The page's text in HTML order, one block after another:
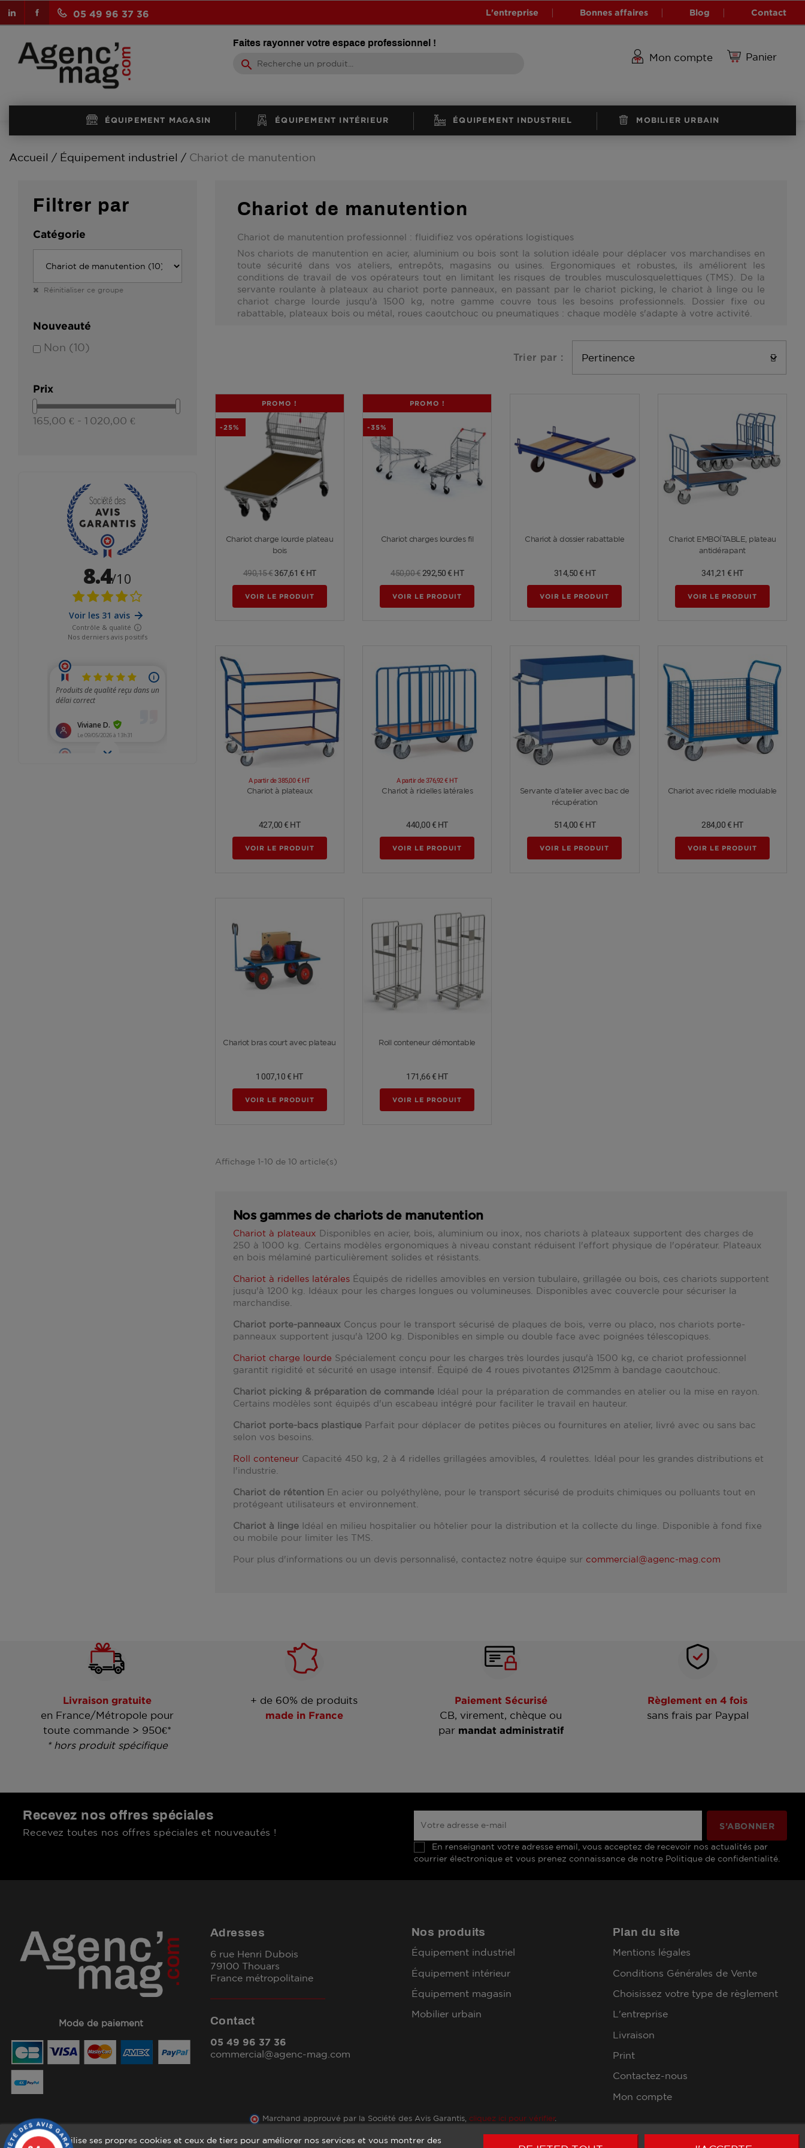
05 49 96 37 36
Facebook
LinkedIn
L'entreprise Bonnes affaires Blog Contact
Faites rayonner votre espace professionnel !
search
Panier
Mon compte
ÉQUIPEMENT MAGASIN ÉQUIPEMENT INTÉRIEUR ÉQUIPEMENT INDUSTRIEL MOBILIER URBAIN
Accueil Équipement industriel Chariot de manutention
Filtrer par
Catégorie
Réinitialiser ce groupe
Nouveauté
Non (10)
Prix
165,00 € - 1 020,00 €
Chariot de manutention
Chariot de manutention professionnel : fluidifiez vos opérations logistiques
Nos chariots de manutention en acier, aluminium ou boissont la solution idéale pour déplacer vos marchandises en
toute sécurité dans vos ateliers, entrepôts, magasins ou usines. Ergonomiques et robustes, ils améliorent les
conditions de travail de vos opérateurs tout en limitant les risques de troubles musculosquelettiques (TMS) . De la
servante roulante à plateaux au chariot porte panneaux, en passant par le chariot picking, le chariot à linge ou le
chariot charge lourde jusqu'à 1500 kg, notre gamme couvre tous les besoins professionnels. Dossier fixe ou
rabattable, plateaux bois ou métal, roues caoutchouc ou pneumatiques : chaque modèle s'adapte à votre activité.
Trier par : Pertinence 
Voir plus
Chariot charge lourde plateau
bois
490,15 € 367,61 € HT
VOIR LE PRODUIT
PROMO !
-25%
Voir plus
Chariot charges lourdes fil
450,00 €292,50 € HT
VOIR LE PRODUIT
PROMO !
-35%
Voir plus
Chariot à dossier rabattable
314,50 € HT
VOIR LE PRODUIT
Voir plus
Chariot EMBOÎTABLE, plateau
antidérapant
341,21 € HT
VOIR LE PRODUIT
Voir plus
Chariot à plateaux
A partir de385,00 € HT
427,00 € HT
VOIR LE PRODUIT
Voir plus
Chariot à ridelles latérales
A partir de376,92 € HT
440,00 € HT
VOIR LE PRODUIT
Voir plus
Servante d'atelier avec bac de
récupération
514,00 € HT
VOIR LE PRODUIT
Voir plus
Chariot avec ridelle modulable
284,00 € HT
VOIR LE PRODUIT
Voir plus
Chariot bras court avec plateau
1 007,10 € HT
VOIR LE PRODUIT
Voir plus
Roll conteneur démontable
171,66 € HT
VOIR LE PRODUIT
Affichage 1-10 de 10 article(s)
Nos gammes de chariots de manutention
Chariot à plateaux Disponibles en acier, bois, aluminium ou inox, nos chariots à plateaux supportent des charges de
250 à 1000 kg. Certains modèles ergonomiques à niveau constant réduisent l'effort physique de l'opérateur. Plateaux
en bois mélaminé particulièrement solides et résistants.
Chariot à ridelles latéralesÉquipés de ridelles amovibles en version tubulaire, grillagée ou bois, ces chariots supportent
jusqu'à 1200 kg. Idéaux pour les charges longues ou volumineuses. Disponibles avec couvercle pour sécuriser la
marchandise.
Chariot porte-panneaux Conçus pour le transport sécurisé de plaques de bois, verre ou placo, nos chariots porte-
panneaux supportent jusqu'à 1200 kg. Disponibles en simple ou double face avec poignées télescopiques.
Chariot charge lourde Spécialement conçu pour les charges très lourdes jusqu'à 1500 kg, ce chariot professionnel
garantit rigidité et sécurité en usage intensif. Équipé de 4 roues pivotantes Ø125mm à bandage caoutchouc.
Chariot picking & préparation de commandeIdéal pour la préparation de commandes en atelier ou la mise en rayon.
Certains modèles sont équipés d'un escabeau intégré pour faciliter le travail en hauteur.
Chariot porte-bacs plastiqueParfait pour déplacer de petites pièces ou fournitures en atelier, livré avec ou sans bac
selon vos besoins.
Roll conteneurCapacité 450 kg, 2 à 4 ridelles grillagées amovibles, 4 roulettes. Idéal pour les grandes distributions et
l'industrie.
Chariot de rétentionEn acier ou polyéthylène, pour le transport sécurisé de produits chimiques ou polluants tout en
protégeant utilisateurs et environnement.
Chariot à lingeIdéal en milieu hospitalier ou hôtelier pour la distribution et la collecte du linge. Disponible à fond fixe
ou mobile pour limiter les TMS.
Pour plus d'informations ou un devis personnalisé, contactez notre équipe sur commercial@agenc-mag.com
Livraison gratuite
en France/Métropole pour
toute commande > 950€*
* hors produit spécifique
+ de 60% de produits
made in France
Paiement Sécurisé
CB, virement, chèque ou
par mandat administratif
Règlement en 4 fois
sans frais par Paypal
Recevez nos offres spéciales
Recevez toutes nos offres spéciales et nouveautés !
En renseignant votre adresse email, vous acceptez de recevoir nos actualités par
courrier électronique et vous prenez connaissance de notre Politique de confidentialité.
Mode de paiement
Adresses
6 rue Henri Dubois
79100 Thouars
France métropolitaine
Contact
05 49 96 37 36
commercial@agenc-mag.com
Nos produits
Équipement industriel
Équipement intérieur
Équipement magasin
Mobilier urbain
Plan du site
Mentions légales
Conditions Générales de Vente
Choisissez votre type de règlement
L'entreprise
Livraison
Print
Contactez-nous
Mon compte
Marchand approuvé par la Société des Avis Garantis, cliquez ici pour vérifier.
Ce site Web utilise ses propres cookies et ceux de tiers pour améliorer nos services et vous montrer des